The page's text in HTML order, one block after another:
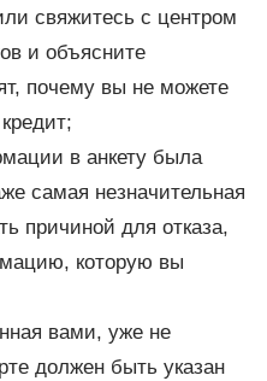
свяжитесь с центром
и объясните
почему вы не можете
в анкету была
самая незначительная
причиной для отказа,
которую вы
вами, уже не
должен быть указан